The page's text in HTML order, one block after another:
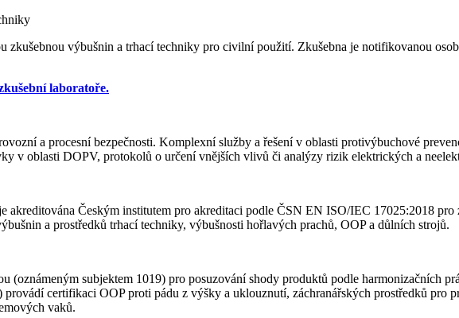
zkušebnou výbušnin a trhací techniky pro civilní použití. Zkušebna je notifikovanou
laboratoře.
a procesní bezpečnosti. Komplexní služby a řešení v oblasti protivýbuchové
v oblasti DOPV, protokolů o určení vnějších vlivů či analýzy rizik elektrických a
akreditována Českým institutem pro akreditaci podle ČSN EN ISO/IEC 17025:2018
a prostředků trhací techniky, výbušnosti hořlavých prachů, OOP a důlních strojů.
(oznámeným subjektem 1019) pro posuzování shody produktů podle harmonizačních
certifikaci OOP proti pádu z výšky a uklouznutí, záchranářských prostředků pro
vaků.